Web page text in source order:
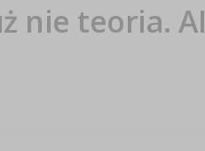
nie teoria. AI